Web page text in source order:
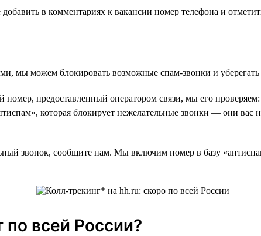
в комментариях к вакансии номер телефона и
мы можем блокировать возможные спам-звонки и
предоставленный оператором связи, мы его
которая блокирует нежелательные звонки — они вас
звонок, сообщите нам. Мы включим номер в базу
по всей России?